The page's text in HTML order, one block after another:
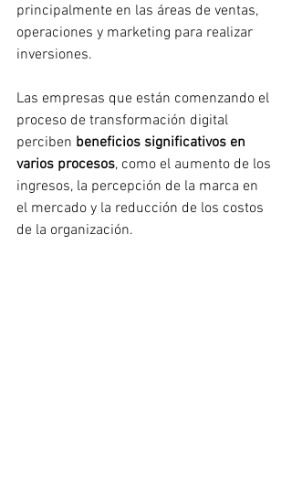
principalmente en las áreas de ventas,
operaciones y marketing para realizar
inversiones.
Las empresas que están comenzando el
proceso de transformación digital
perciben beneficios significativos en
varios procesos, como el aumento de los
ingresos, la percepción de la marca en
el mercado y la reducción de los costos
de la organización.